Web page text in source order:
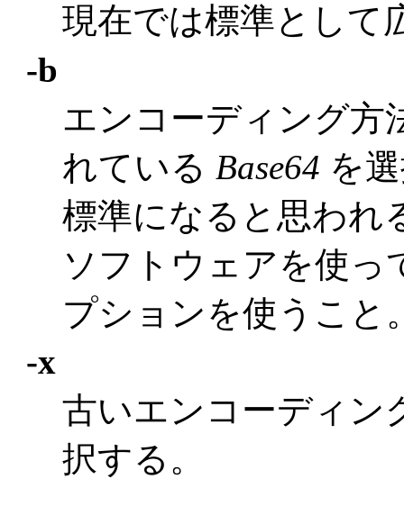
現在では標準として
-b
エンコーディング方
れている Base64 を
標準になると思われ
ソフトウェアを使っ
プションを使うこと
-x
古いエンコーディン
択する。